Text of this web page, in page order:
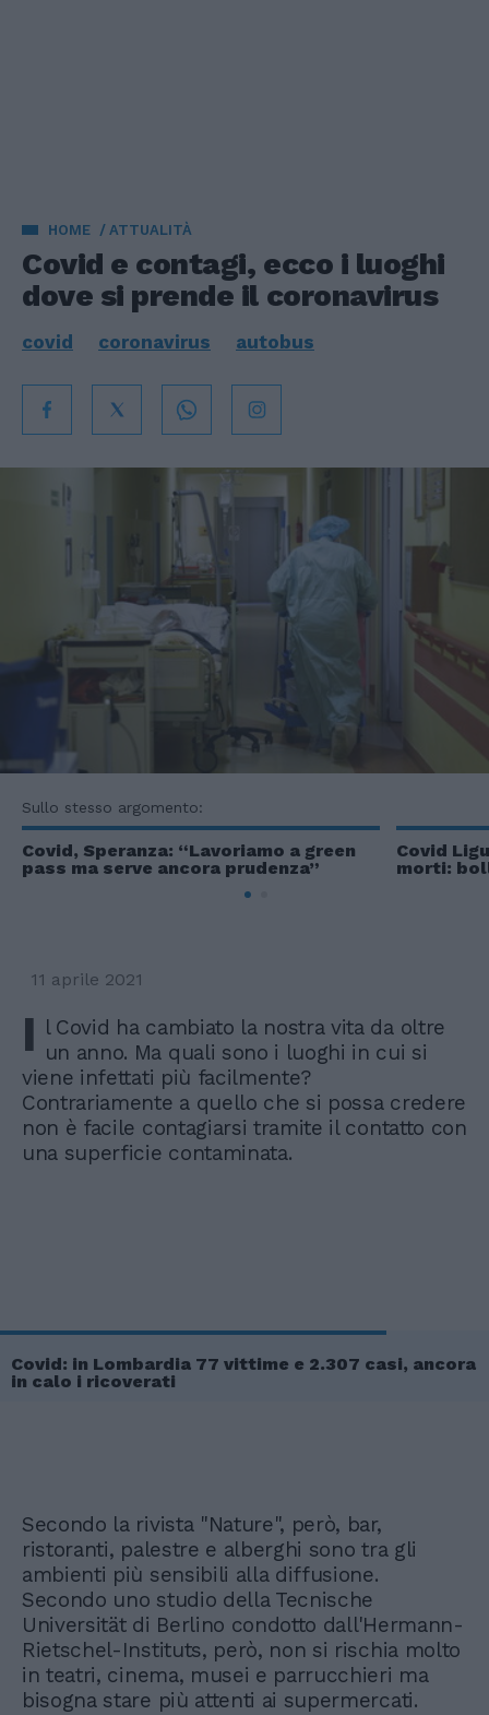
HOME ATTUALITÀ
Covid e contagi, ecco i luoghi
dove si prende il coronavirus
covid coronavirus autobus
Sullo stesso argomento:
Covid, Speranza: “Lavoriamo a green
pass ma serve ancora prudenza”
Covid
morti:
11 aprile 2021
I l Covid ha cambiato la nostra vita da oltre
un anno. Ma quali sono i luoghi in cui si
viene infettati più facilmente?
Contrariamente a quello che si possa credere
non è facile contagiarsi tramite il contatto con
una superficie contaminata.
Covid: in Lombardia 77 vittime e 2.307 casi, ancora
in calo i ricoverati
Secondo la rivista "Nature", però, bar,
ristoranti, palestre e alberghi sono tra gli
ambienti più sensibili alla diffusione.
Secondo uno studio della Tecnische
Universität di Berlino condotto dall'Hermann-
Rietschel-Instituts, però, non si rischia molto
in teatri, cinema, musei e parrucchieri ma
bisogna stare più attenti ai supermercati.